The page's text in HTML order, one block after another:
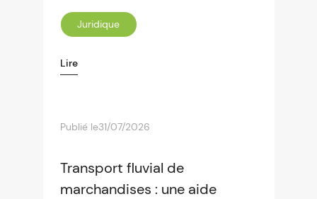
Juridique
Lire
Publié le31/07/2026
Transport fluvial de
marchandises : une aide